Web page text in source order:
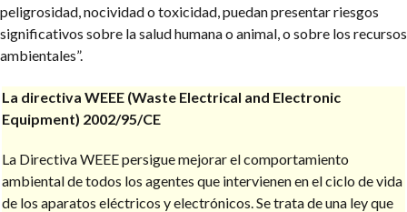
peligrosidad, nocividad o toxicidad, puedan presentar riesgos
significativos sobre la salud humana o animal, o sobre los recursos
ambientales”.
La directiva WEEE (Waste Electrical and Electronic
Equipment) 2002/95/CE
La Directiva WEEE persigue mejorar el comportamiento
ambiental de todos los agentes que intervienen en el ciclo de vida
de los aparatos eléctricos y electrónicos. Se trata de una ley que